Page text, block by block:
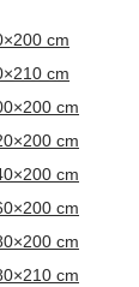
cm
cm
cm
cm
cm
cm
cm
cm